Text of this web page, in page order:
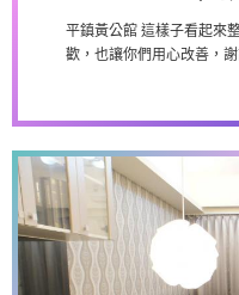
平鎮黃公館 這樣子看起來
歡，也讓你們用心改善，謝